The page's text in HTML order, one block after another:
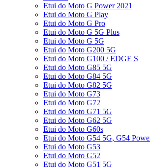
Etui do Moto G Power 2021
Etui do Moto G Play
Etui do Moto G Pro
Etui do Moto G 5G Plus
Etui do Moto G 5G
Etui do Moto G200 5G
Etui do Moto G100 / EDGE S
Etui do Moto G85 5G
Etui do Moto G84 5G
Etui do Moto G82 5G
Etui do Moto G73
Etui do Moto G72
Etui do Moto G71 5G
Etui do Moto G62 5G
Etui do Moto G60s
Etui do Moto G54 5G, G54
Etui do Moto G53
Etui do Moto G52
Etui do Moto G51 5G